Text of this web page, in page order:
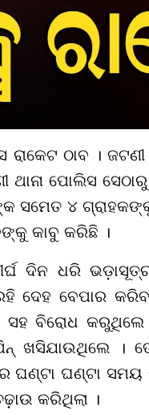
ଠାବ ।
ପୋଲିସ
ସମେତ ୪
କାବୁ କରିଛି ।
ଦିନ ଧରି
ବେପାର
ସହ ବିରୋଧ
ଖସିଯାଉଥିଲେ ।
ଘଣ୍ଟା ଘଣ୍ଟା ସମୟ
କରିଥିଲା ।